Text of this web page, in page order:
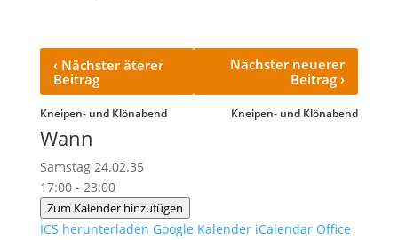
‹Nächster äterer
Beitrag
Kneipen- und Klönabend
Nächster neuerer
Beitrag›
Kneipen- und Klönabend
Wann
Samstag 24.02.35
17:00 - 23:00
Zum Kalender hinzufügen
ICS herunterladen Google Kalender iCalendar Office